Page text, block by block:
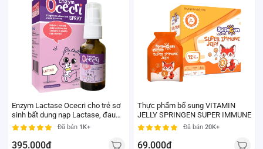
Enzym Lactase Ocecri cho trẻ sơ
sinh bất dung nạp Lactase, đau
bụng quấy khócĐã bán 1K+
395.000đ
Thực phẩm bổ sung VITAMIN
JELLY SPRINGEN SUPER IMMUNE
Đã bán 20K+
69.000đ